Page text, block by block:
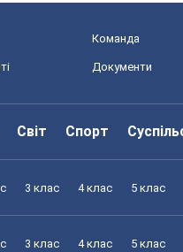
Команда
Документи
Світ Спорт
3 клас 4 клас 5 клас
3 клас 4 клас 5 клас